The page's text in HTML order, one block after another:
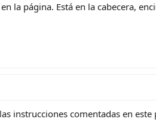
en la página. Está en la cabecera,
instrucciones comentadas en